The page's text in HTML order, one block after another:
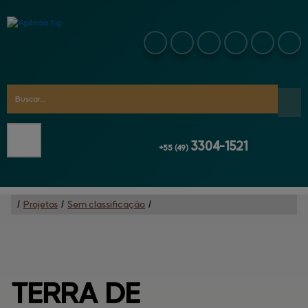
+55 (49) 3304-1521
/ Projetos / Sem classificação /
TERRA DE